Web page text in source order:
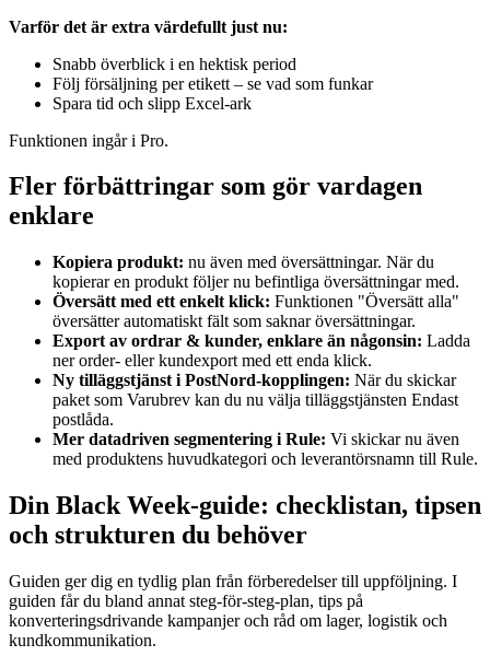
Varför det är extra värdefullt just nu:
Snabb överblick i en hektisk period
Följ försäljning per etikett – se vad som funkar
Spara tid och slipp Excel-ark
Funktionen ingår i Pro.
Fler förbättringar som gör vardagen
enklare
Kopiera produkt: nu även med översättningar. När du
kopierar en produkt följer nu befintliga översättningar med.
Översätt med ett enkelt klick: Funktionen "Översätt alla"
översätter automatiskt fält som saknar översättningar.
Export av ordrar & kunder, enklare än någonsin: Ladda
ner order- eller kundexport med ett enda klick.
Ny tilläggstjänst i PostNord-kopplingen: När du skickar
paket som Varubrev kan du nu välja tilläggstjänsten Endast
postlåda.
Mer datadriven segmentering i Rule: Vi skickar nu även
med produktens huvudkategori och leverantörsnamn till Rule.
Din Black Week-guide: checklistan, tipsen
och strukturen du behöver
Guiden ger dig en tydlig plan från förberedelser till uppföljning. I
guiden får du bland annat steg-för-steg-plan, tips på
konverteringsdrivande kampanjer och råd om lager, logistik och
kundkommunikation.